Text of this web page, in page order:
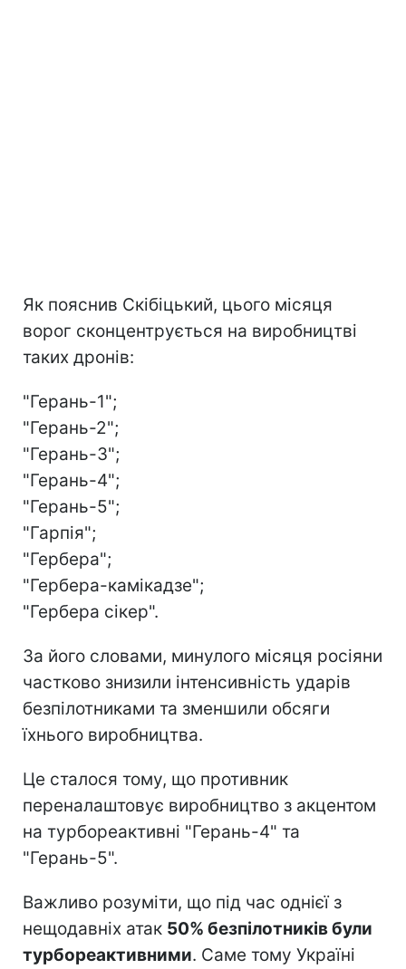
Як пояснив Скібіцький, цього місяця
ворог сконцентрується на виробництві
таких дронів:
"Герань-1";
"Герань-2";
"Герань-3";
"Герань-4";
"Герань-5";
"Гарпія";
"Гербера";
"Гербера-камікадзе";
"Гербера сікер".
За його словами, минулого місяця росіяни
частково знизили інтенсивність ударів
безпілотниками та зменшили обсяги
їхнього виробництва.
Це сталося тому, що противник
переналаштовує виробництво з акцентом
на турбореактивні "Герань-4" та
"Герань-5".
Важливо розуміти, що під час однієї з
нещодавніх атак 50% безпілотників були
турбореактивними. Саме тому Україні